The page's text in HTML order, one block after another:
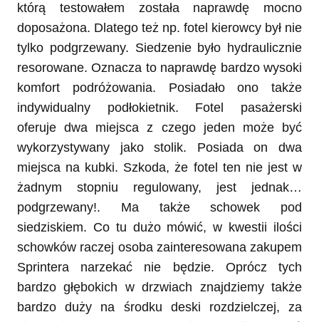
którą testowałem została naprawdę mocno
doposażona. Dlatego też np. fotel kierowcy był nie
tylko podgrzewany. Siedzenie było hydraulicznie
resorowane. Oznacza to naprawdę bardzo wysoki
komfort podróżowania. Posiadało ono także
indywidualny podłokietnik. Fotel pasażerski
oferuje dwa miejsca z czego jeden może być
wykorzystywany jako stolik. Posiada on dwa
miejsca na kubki. Szkoda, że fotel ten nie jest w
żadnym stopniu regulowany, jest jednak…
podgrzewany!. Ma także schowek pod
siedziskiem. Co tu dużo mówić, w kwestii ilości
schowków raczej osoba zainteresowana zakupem
Sprintera narzekać nie będzie. Oprócz tych
bardzo głębokich w drzwiach znajdziemy także
bardzo duży na środku deski rozdzielczej, za